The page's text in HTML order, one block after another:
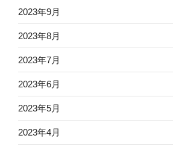
2023年9月
2023年8月
2023年7月
2023年6月
2023年5月
2023年4月